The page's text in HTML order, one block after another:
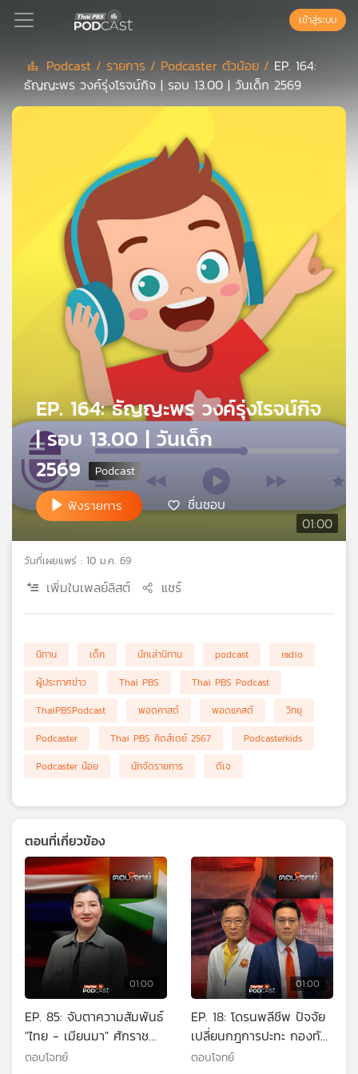
Podcast
เพลง
บทความ
ข่าว
และ
กิจกรรม
เครือ
พี
เอส
แผนที่
วิทยุ
ข่าย
เข้าสู่ระบบ
Podcast / รายการ / Podcaster ตัวน้อย / EP. 164:
ธัญญะพร วงค์รุ่งโรจน์กิจ | รอบ 13.00 | วันเด็ก 2569
01:00
EP. 164: ธัญญะพร วงค์รุ่งโรจน์กิจ
| รอบ 13.00 | วันเด็ก
2569
ฟังรายการ ชื่นชอบ
วันที่เผยแพร่ : 10 ม.ค. 69
เพิ่มในเพลย์ลิสต์ แชร์
นิทาน เด็ก นักเล่านิทาน podcast
radio
ผู้ประกาศข่าว
Thai PBS
Thai PBS Podcast
ThaiPBSPodcast
พอดคาสต์ พอดแคสต์
วิทยุ
Podcaster
Thai PBS คิดส์เดย์ 2567
Podcasterkids
Podcaster น้อย
นักจัดรายการ ดีเจ
ตอนที่เกี่ยวข้อง
01:00
EP. 85: จับตาความสัมพันธ์
"ไทย - เมียนมา" ศักราช
ใหม่ "มิน อ่อง หล่าย"
ตอบโจทย์
01:00
EP. 18: โดรนพลีชีพ ปัจจัย
เปลี่ยนกฎการปะทะ กองทัพ
กัมพูชาสิ้นสภาพ ?
ตอบโจทย์